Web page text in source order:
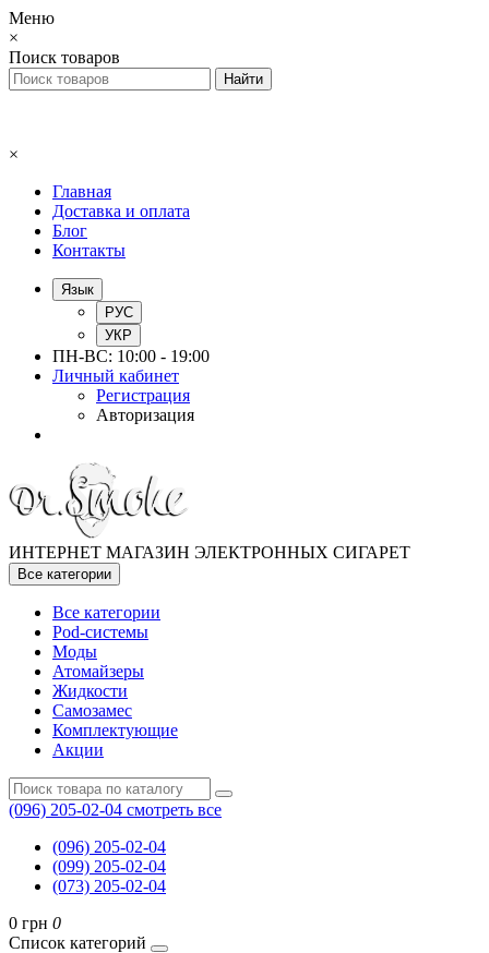
Меню
×
Поиск товаров
×
Главная
Доставка и оплата
Блог
Контакты
Язык
РУС
УКР
ПН-ВС: 10:00 - 19:00
Личный кабинет
Регистрация
Авторизация
ИНТЕРНЕТ МАГАЗИН ЭЛЕКТРОННЫХ СИГАРЕТ
Все категории
Все категории
Pod-системы
Моды
Атомайзеры
Жидкости
Самозамес
Комплектующие
Акции
(096) 205-02-04 смотреть все
(096) 205-02-04
(099) 205-02-04
(073) 205-02-04
0 грн 0
Список категорий